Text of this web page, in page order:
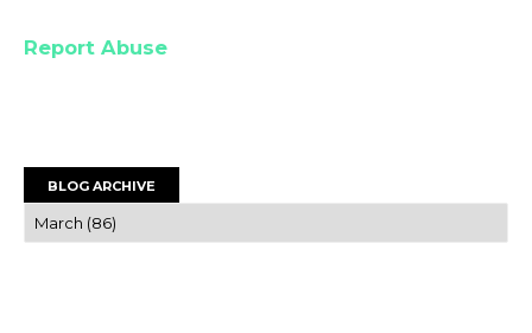
Report Abuse
BLOG ARCHIVE